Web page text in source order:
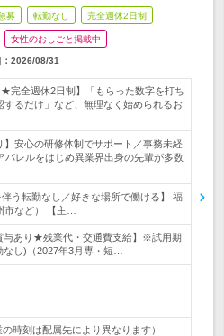
募 転勤なし 完全週休2日制
女性のおしごと掲載中
2026/08/31
完全週休2日制】「もらった数字を打ち
するだけ」など、無理なく始められるお
】安心の研修体制でサポート／事務未経
パレルをはじめ異業界出身の先輩が多数
伴う転勤なし／好きな場所で働ける】 福
市など） 【主…
与あり★残業代・交通費支給】※試用期
し)（2027年3月専・短…
時刻は配属先により異なります）